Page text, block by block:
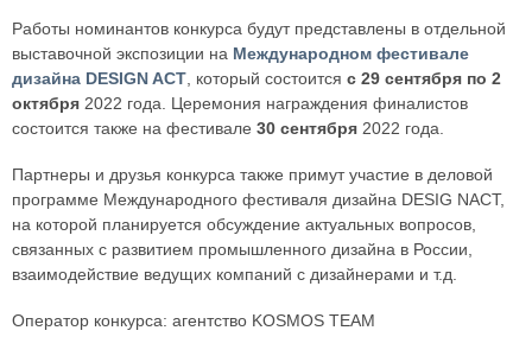
Работы номинантов конкурса будут представлены в отдельной
выставочной экспозиции на Международном фестивале
дизайна DESIGN ACT , который состоится с 29 сентября по 2
октября 2022 года. Церемония награждения финалистов
состоится также на фестивале 30 сентября 2022 года.
Партнеры и друзья конкурса также примут участие в деловой
программе Международного фестиваля дизайна DESIG NACT,
на которой планируется обсуждение актуальных вопросов,
связанных с развитием промышленного дизайна в России,
взаимодействие ведущих компаний с дизайнерами и т.д.
Оператор конкурса: агентство KOSMOS TEAM